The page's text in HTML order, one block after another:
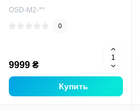
OSD-M2-**
0
9999 ₴
Купить